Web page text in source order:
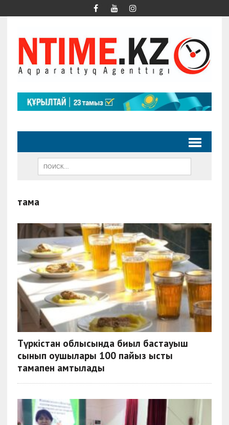
тамақ
Түркістан облысында биыл бастауыш
сынып оқушылары 100 пайыз ыстық
тамақпен қамтылады